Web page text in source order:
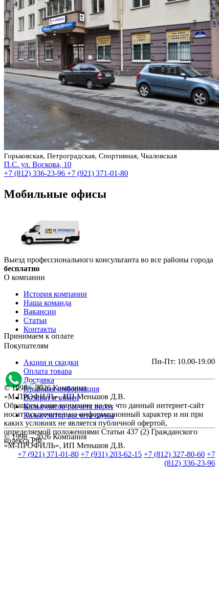
Горьковская, Петроградская, Спортивная, Чкаловская
П.С. ул. Воскова, 10
+7 (812) 336-23-96 +7 (921) 371-01-80
Мобильные офисы
Выезд профессионального консультанта во все районы города
бесплатно
О компании
История компании
Наша команда
Вакансии
Статьи
Контакты
Покупателям
Акции и скидки
Оплата товара
Доставка
Правовая информация
Возврат и обмен
Калькулятор расчета ворот
Калькулятор расчета сауны
© 1998 – 2026 Компания
«М-ПРОФИЛЬ», ИП Меньшов Д.В.
+7 (921) 371-01-80 +7 (931) 203-62-15 +7 (812) 327-80-60 +7
(812) 336-23-96
Принимаем к оплате
Пн-Пт: 10.00-19.00
© 1998 – 2026 Компания
«М-ПРОФИЛЬ», ИП Меньшов Д.В.
Обращаем ваше внимание на то, что данный интернет-сайт
носит исключительно информационный характер и ни при
каких условиях не является публичной офертой,
определяемой положениями Статьи 437 (2) Гражданского
кодекса РФ.